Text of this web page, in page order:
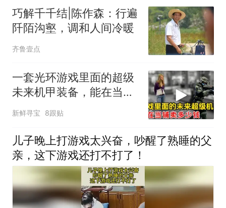
众
巧解千千结|陈作森：行遍
阡陌沟壑，调和人间冷暖
齐鲁壹点
一套光环游戏里面的超级
未来机甲装备，能在当铺
卖多少钱？
新鲜寻宝 8跟贴
儿子晚上打游戏太兴奋，吵醒了熟睡的父
亲，这下游戏还打不打了！